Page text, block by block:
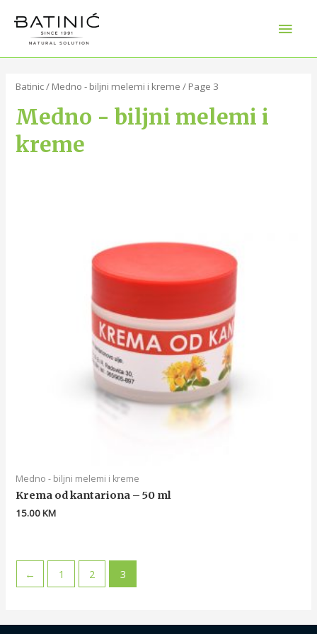
Batinic/ Medno - biljni melemi i kreme / Page 3
Medno - biljni melemi i
kreme
Medno - biljni melemi i kreme
Krema od kantariona – 50 ml
15.00KM
← 1 2 3